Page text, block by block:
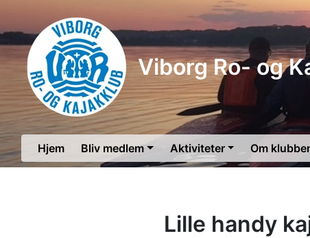
Viborg Ro- og
Hjem Bliv medlem Aktiviteter Om
Lille handy